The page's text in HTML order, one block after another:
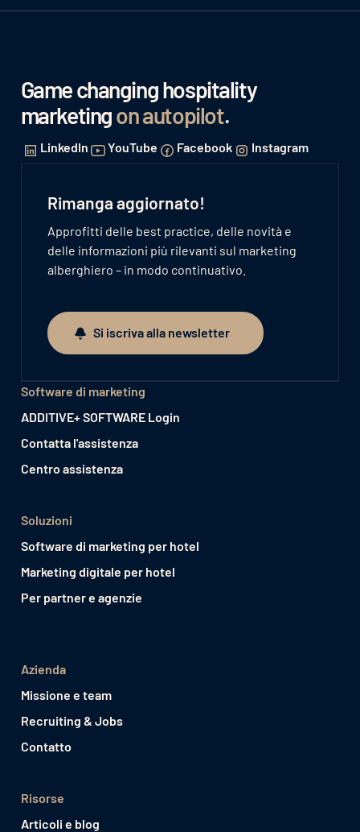
Game changing hospitality
marketingon autopilot.
LinkedIn YouTube Facebook Instagram
Rimanga aggiornato!
Approfitti delle best practice, delle novità e
delle informazioni più rilevanti sul marketing
alberghiero – in modo continuativo.
Si iscriva alla newsletter
Si iscriva alla newsletter
Software di marketing
ADDITIVE+ SOFTWARE Login
Contatta l'assistenza
Centro assistenza
Soluzioni
Software di marketing per hotel
Marketing digitale per hotel
Per partner e agenzie
Azienda
Missione e team
Recruiting & Jobs
Contatto
Risorse
Articoli e blog